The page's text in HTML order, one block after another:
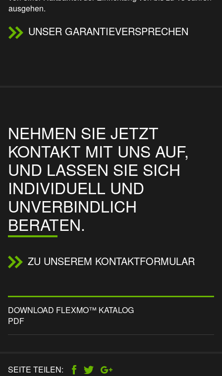
ausgehen.
UNSER GARANTIEVERSPRECHEN
NEHMEN SIE JETZT
KONTAKT MIT UNS AUF,
UND LASSEN SIE SICH
INDIVIDUELL UND
UNVERBINDLICH
BERATEN.
ZU UNSEREM KONTAKTFORMULAR
DOWNLOAD FLEXMO™ KATALOG
PDF
SEITE TEILEN: